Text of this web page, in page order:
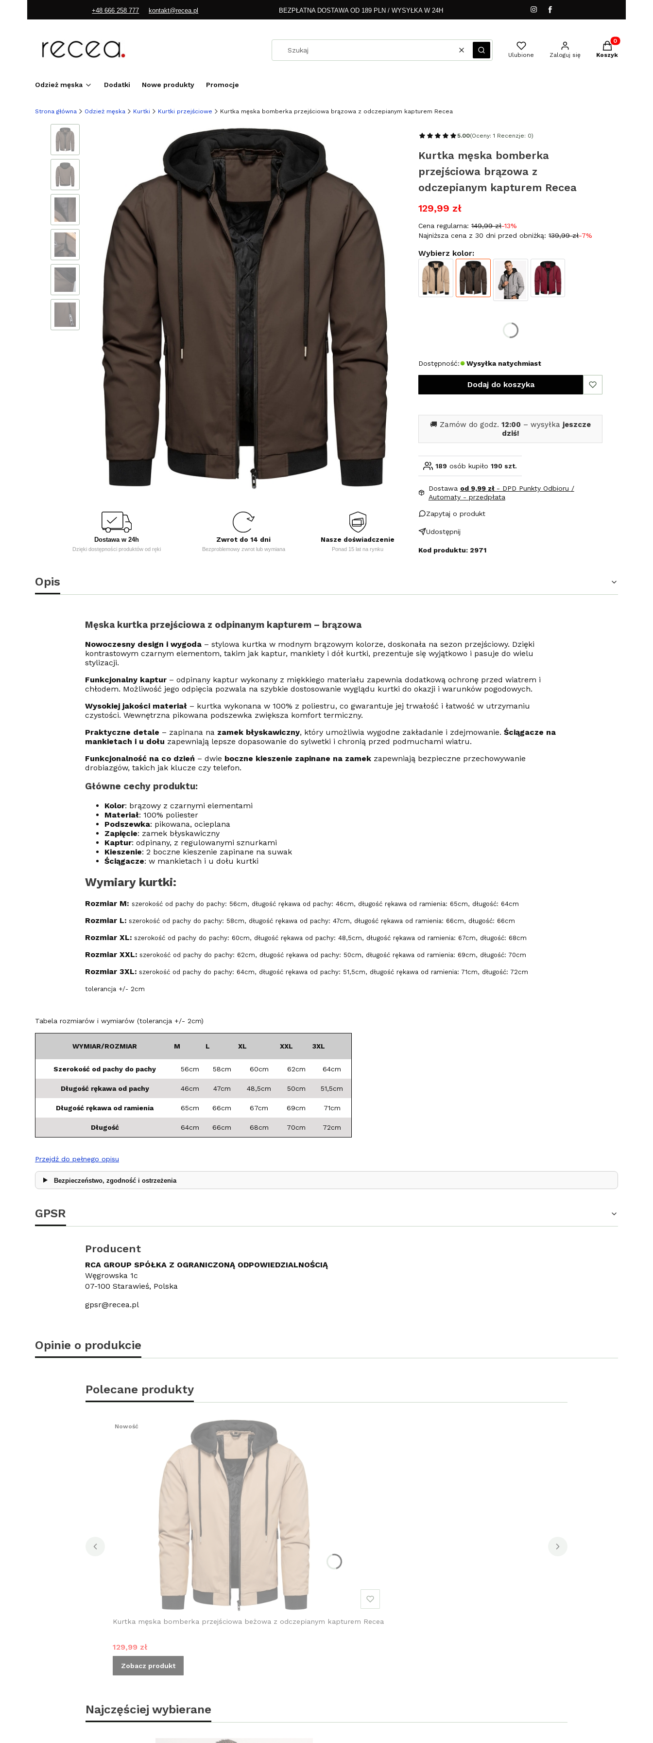
+48 666 258 777 kontakt@recea.pl BEZPŁATNA DOSTAWA OD 189 PLN / WYSYŁKA W 24H
WyczyśćSzukaj Ulubione Zaloguj się
Produkty w
Koszyk
Odzież męska Dodatki Nowe produkty Promocje
Strona główna Odzież męska Kurtki Kurtki przejściowe Kurtka męska bomberka przejściowa brązowa z odczepianym kapturem Recea
Dostawa w 24h
Dzięki dostępności produktów od ręki
Zwrot do 14 dni
Bezproblemowy zwrot lub wymiana
Nasze doświadczenie
Ponad 15 lat na rynku
5.00(Oceny: 1 Recenzje: 0)
Kurtka męska bomberka
przejściowa brązowa z
odczepianym kapturem Recea
129,99 zł
Cena regularna: 149,99 zł-13%
Najniższa cena z 30 dni przed obniżką: 139,99 zł-7%
Wybierz kolor:
Dostępność: Wysyłka natychmiast
Dodaj do koszyka
🚚 Zamów do godz.12:00 – wysyłka jeszcze
dziś!
189 osób kupiło190 szt.
Dostawa od 9,99 zł - DPD Punkty Odbioru /
Automaty - przedpłata
Zapytaj o produkt
Udostępnij
Kod produktu: 2971
Opis
Męska kurtka przejściowa z odpinanym kapturem – brązowa
Nowoczesny design i wygoda– stylowa kurtka w modnym brązowym kolorze, doskonała na sezon przejściowy. Dzięki
kontrastowym czarnym elementom, takim jak kaptur, mankiety i dół kurtki, prezentuje się wyjątkowo i pasuje do wielu
stylizacji.
Funkcjonalny kaptur– odpinany kaptur wykonany z miękkiego materiału zapewnia dodatkową ochronę przed wiatrem i
chłodem. Możliwość jego odpięcia pozwala na szybkie dostosowanie wyglądu kurtki do okazji i warunków pogodowych.
Wysokiej jakości materiał– kurtka wykonana w 100% z poliestru, co gwarantuje jej trwałość i łatwość w utrzymaniu
czystości. Wewnętrzna pikowana podszewka zwiększa komfort termiczny.
Praktyczne detale – zapinana na zamek błyskawiczny, który umożliwia wygodne zakładanie i zdejmowanie. Ściągacze na
mankietach i u dołu zapewniają lepsze dopasowanie do sylwetki i chronią przed podmuchami wiatru.
Funkcjonalność na co dzień – dwie boczne kieszenie zapinane na zamekzapewniają bezpieczne przechowywanie
drobiazgów, takich jak klucze czy telefon.
Główne cechy produktu:
Kolor: brązowy z czarnymi elementami
Materiał: 100% poliester
Podszewka: pikowana, ocieplana
Zapięcie: zamek błyskawiczny
Kaptur: odpinany, z regulowanymi sznurkami
Kieszenie: 2 boczne kieszenie zapinane na suwak
Ściągacze: w mankietach i u dołu kurtki
Wymiary kurtki:
Rozmiar M: szerokość od pachy do pachy: 56cm, długość rękawa od pachy: 46cm, długość rękawa od ramienia: 65cm, długość: 64cm
Rozmiar L: szerokość od pachy do pachy: 58cm, długość rękawa od pachy: 47cm, długość rękawa od ramienia: 66cm, długość: 66cm
Rozmiar XL: szerokość od pachy do pachy: 60cm, długość rękawa od pachy: 48,5cm, długość rękawa od ramienia: 67cm, długość: 68cm
Rozmiar XXL: szerokość od pachy do pachy: 62cm, długość rękawa od pachy: 50cm, długość rękawa od ramienia: 69cm, długość: 70cm
Rozmiar 3XL: szerokość od pachy do pachy: 64cm, długość rękawa od pachy: 51,5cm, długość rękawa od ramienia: 71cm, długość: 72cm
tolerancja +/- 2cm
Tabela rozmiarów i wymiarów (tolerancja +/- 2cm)
WYMIAR/ROZMIAR M L XL XXL 3XL
Szerokość od pachy do pachy 56cm 58cm 60cm 62cm 64cm
Długość rękawa od pachy 46cm 47cm 48,5cm 50cm 51,5cm
Długość rękawa od ramienia 65cm 66cm 67cm 69cm 71cm
Długość 64cm 66cm 68cm 70cm 72cm
Przejdź do pełnego opisu
Bezpieczeństwo, zgodność i ostrzeżenia
GPSR
Producent
RCA GROUP SPÓŁKA Z OGRANICZONĄ ODPOWIEDZIALNOŚCIĄ
Węgrowska 1c
07-100 Starawieś, Polska
gpsr@recea.pl
Opinie o produkcie
Polecane produkty
Nowość
Kurtka męska bomberka przejściowa beżowa z odczepianym kapturem Recea
Cena promocyjna
129,99 zł
Zobacz produkt
Najczęściej wybierane